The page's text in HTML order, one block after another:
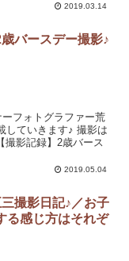
2019.03.14
歳バースデー撮影♪
フォトグラファー荒
していきます♪ 撮影は
撮影記録】2歳バース
2019.05.04
撮影日記♪／お子
る感じ方はそれぞ